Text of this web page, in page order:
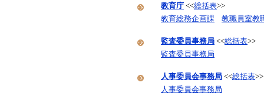
教育庁 <<総括表>>
教育総務企画課
教職員室教
監査委員事務局 <<総括表>>
監査委員事務局
人事委員会事務局 <<総括表>>
人事委員会事務局